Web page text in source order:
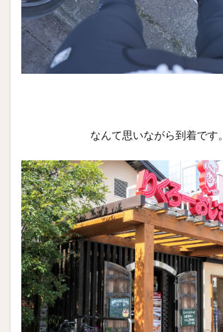
なんて思いながら到着です。